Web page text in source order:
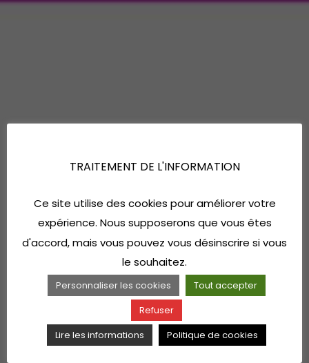
TRAITEMENT DE L'INFORMATION
Ce site utilise des cookies pour améliorer votre
expérience. Nous supposerons que vous êtes
d'accord, mais vous pouvez vous désinscrire si vous
le souhaitez.
Personnaliser les cookies
Tout accepter
Refuser
Lire les informations
Politique de cookies